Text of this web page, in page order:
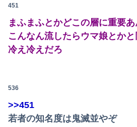
451
まふまふとかどこの層に重要あ
こんなん流したらウマ娘とか
冷え冷えだろ
536
>>451
若者の知名度は鬼滅並やぞ